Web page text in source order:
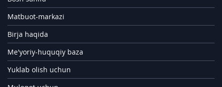
Matbuot-markazi
Birja haqida
Me'yoriy-huquqiy baza
Yuklab olish uchun